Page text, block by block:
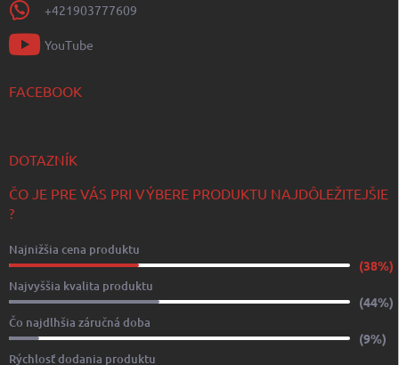
+421903777609
YouTube
FACEBOOK
DOTAZNÍK
ČO JE PRE VÁS PRI VÝBERE PRODUKTU NAJDÔLEŽITEJŠIE
?
Najnižšia cena produktu
(38%)
Najvyššia kvalita produktu
(44%)
Čo najdlhšia záručná doba
(9%)
Rýchlosť dodania produktu